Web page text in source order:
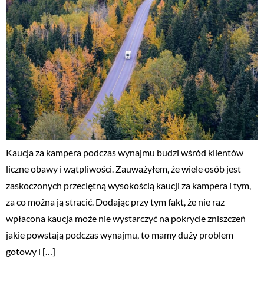
Kaucja za kampera podczas wynajmu budzi wśród klientów
liczne obawy i wątpliwości. Zauważyłem, że wiele osób jest
zaskoczonych przeciętną wysokością kaucji za kampera i tym,
za co można ją stracić. Dodając przy tym fakt, że nie raz
wpłacona kaucja może nie wystarczyć na pokrycie zniszczeń
jakie powstają podczas wynajmu, to mamy duży problem
gotowy i […]